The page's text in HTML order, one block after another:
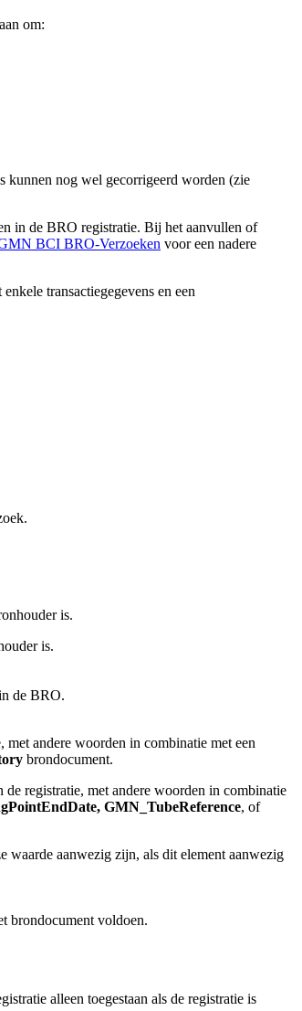
om:
kunnen nog wel gecorrigeerd worden (zie
in de BRO registratie. Bij het aanvullen of
BCI BRO-Verzoeken voor een nadere
transactiegegevens en een
is.
is.
de BRO.
andere woorden in combinatie met een
brondocument.
registratie, met andere woorden in combinatie
GMN_TubeReference, of
waarde aanwezig zijn, als dit element aanwezig
brondocument voldoen.
alleen toegestaan als de registratie is